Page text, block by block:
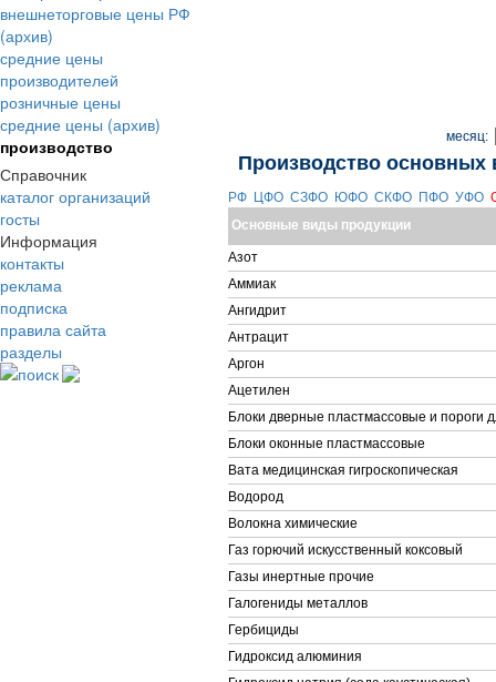
внешнеторговые цены РФ
(архив)
средние цены
производителей
розничные цены
средние цены (архив)
производство
Справочник
каталог организаций
госты
Информация
контакты
реклама
подписка
правила сайта
разделы
поиск
месяц:
Производство
РФ ЦФО СЗФО ЮФО СКФО ПФО УФО
Основные виды продукции
Азот
Аммиак
Ангидрит
Антрацит
Аргон
Ацетилен
Блоки дверные пластмассовые и пороги
Блоки оконные пластмассовые
Вата медицинская гигроскопическая
Водород
Волокна химические
Газ горючий искусственный коксовый
Газы инертные прочие
Галогениды металлов
Гербициды
Гидроксид алюминия